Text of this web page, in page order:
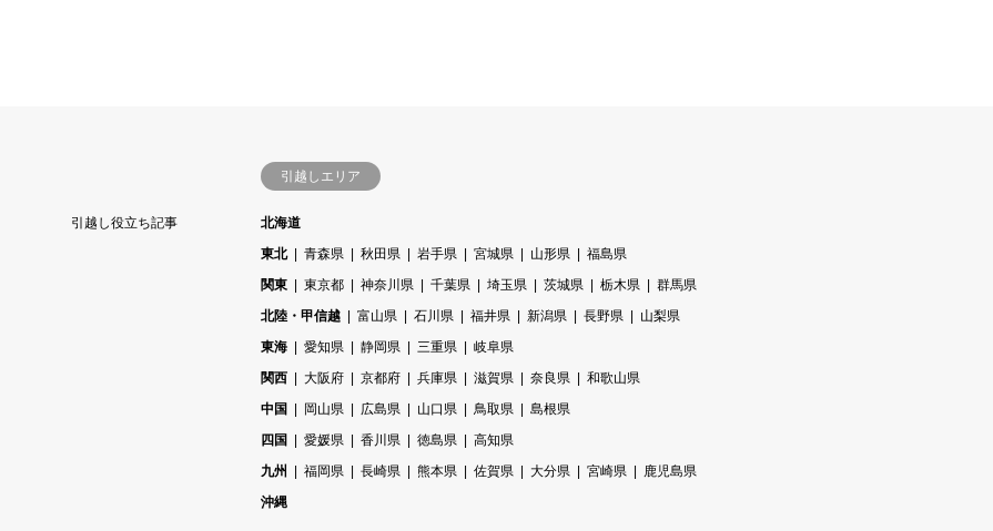
引越し役立ち記事
引越しエリア
北海道
東北
青森県 秋田県 岩手県 宮城県 山形県
福島県
関東
東京都 神奈川県 千葉県 埼玉県 茨城県 栃木県
群馬県
北陸・甲信越
富山県 石川県 福井県 新潟県 長野県
山梨県
東海
愛知県 静岡県 三重県
岐阜県
関西
大阪府 京都府 兵庫県 滋賀県 奈良県
和歌山県
中国
岡山県 広島県 山口県 鳥取県
島根県
四国
愛媛県 香川県 徳島県
高知県
九州
福岡県 長崎県 熊本県 佐賀県 大分県 宮崎県
鹿児島県
沖縄